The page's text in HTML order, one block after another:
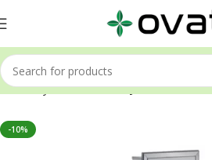
Ana Sayfa Kombinizasyon Sistemleri
-10%